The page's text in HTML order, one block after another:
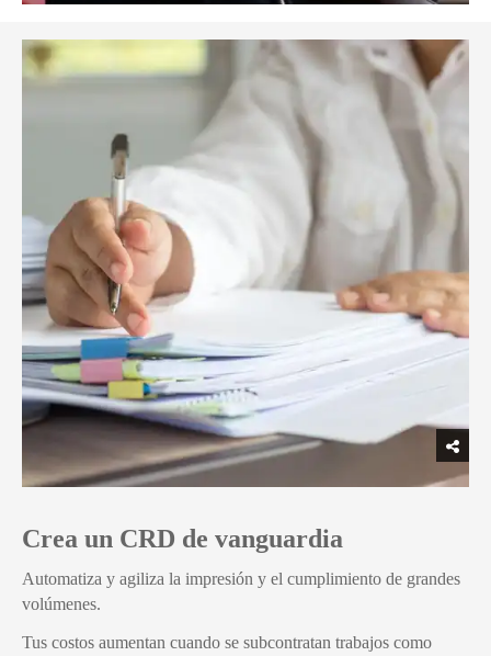
Crea un CRD de vanguardia
Automatiza y agiliza la impresión y el cumplimiento de grandes
volúmenes.
Tus costos aumentan cuando se subcontratan trabajos como